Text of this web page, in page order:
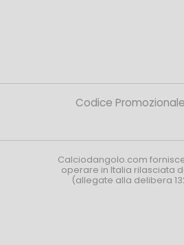
Codice
Calciodangolo.com
operare in Italia rilasciata
(allegate alla delibera